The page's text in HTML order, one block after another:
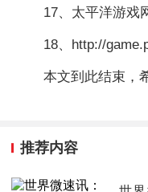
17、太平洋游戏
18、http://
本文到此结束，
推荐内容